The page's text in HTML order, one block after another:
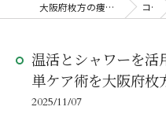
大阪府枚方の痩身エステならYOSAPARK NIKKE コラム
温活とシャワーを活
単ケア術を大阪府枚
2025/11/07